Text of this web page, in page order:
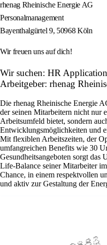
rhenag Rheinische Energie AG
Personalmanagement
Bayenthalgürtel 9, 50968 Köln
Wir freuen uns auf dich!
Wir suchen: HR
Arbeitgeber: rhenag
Die rhenag Rheinische Energie
der seinen Mitarbeitern nicht nur
Arbeitsumfeld bietet, sondern
Entwicklungsmöglichkeiten und
Mit flexiblen Arbeitszeiten, der
umfangreichen Benefits wie 30
Gesundheitsangeboten sorgt das
Life-Balance seiner Mitarbeiter
Chance, in einem respektvollen
und aktiv zur Gestaltung der